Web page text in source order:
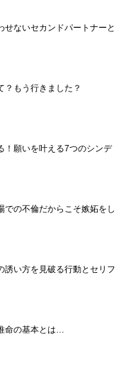
せないセカンドパートナーと
？もう行きました？
！願いを叶える7つのシンデ
での不倫だからこそ嫉妬をし
誘い方を見破る行動とセリフ
命の基本とは…